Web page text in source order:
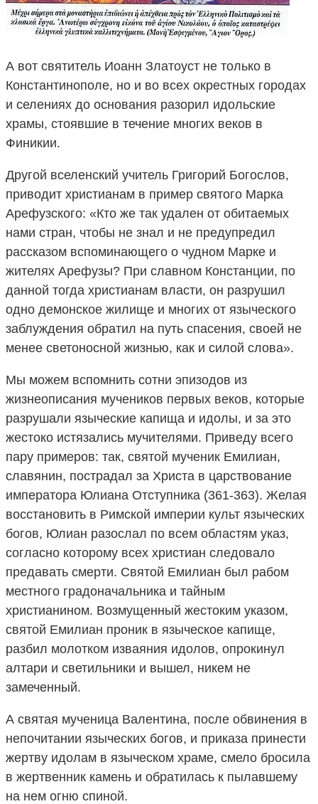
А вот святитель Иоанн Златоуст не только в
Константинополе, но и во всех окрестных городах
и селениях до основания разорил идольские
храмы, стоявшие в течение многих веков в
Финикии.
Другой вселенский учитель Григорий Богослов,
приводит христианам в пример святого Марка
Арефузского: «Кто же так удален от обитаемых
нами стран, чтобы не знал и не предупредил
рассказом вспоминающего о чудном Марке и
жителях Арефузы? При славном Констанции, по
данной тогда христианам власти, он разрушил
одно демонское жилище и многих от языческого
заблуждения обратил на путь спасения, своей не
менее светоносной жизнью, как и силой слова».
Мы можем вспомнить сотни эпизодов из
жизнеописания мучеников первых веков, которые
разрушали языческие капища и идолы, и за это
жестоко истязались мучителями. Приведу всего
пару примеров: так, святой мученик Емилиан,
славянин, пострадал за Христа в царствование
императора Юлиана Отступника (361-363). Желая
восстановить в Римской империи культ языческих
богов, Юлиан разослал по всем областям указ,
согласно которому всех христиан следовало
предавать смерти. Святой Емилиан был рабом
местного градоначальника и тайным
христианином. Возмущенный жестоким указом,
святой Емилиан проник в языческое капище,
разбил молотком изваяния идолов, опрокинул
алтари и светильники и вышел, никем не
замеченный.
А святая мученица Валентина, после обвинения в
непочитании языческих богов, и приказа принести
жертву идолам в языческом храме, смело бросила
в жертвенник камень и обратилась к пылавшему
на нем огню спиной.